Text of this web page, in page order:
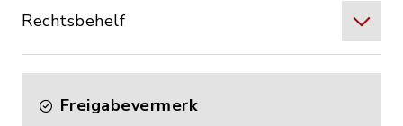
Rechtsbehelf
Freigabevermerk